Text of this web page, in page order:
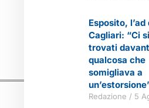
Esposito, l’ad
Cagliari: “Ci
trovati
qualcosa che
somigliava a
Redazione 5